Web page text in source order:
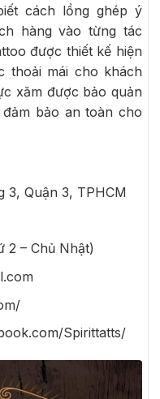
cách lồng ghép ý
hàng vào từng tác
được thiết kế hiện
thoải mái cho khách
xăm được bảo quản
bảo an toàn cho
3, Quận 3, TPHCM
2 – Chủ Nhật)
Spirittatts/